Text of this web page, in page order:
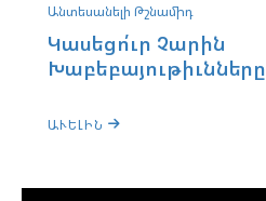
Անտեսանելի Թշնամիդ
Կասեցո՛ւր Չարին
Խաբեբայութիւնները
ԱՒԵԼԻՆ